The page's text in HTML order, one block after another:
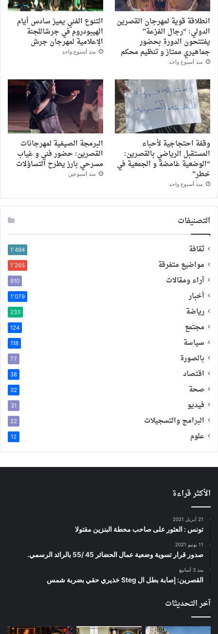
انطلاقة قوية لمهرجان القصرين
الدولي: “رجال الفزعة”
يفتتحون الدورة بحضور
جماهيري ممتاز و تنظيم محكم
منذ أسبوع واحد
التنوع الفني يميز سادس أيام
الهيبودروم في جرشاللجنة
الإعلامية لمهرجان جرش
منذ أسبوع واحد
وقفة احتجاجية لأحباء
المستقبل الرياضي بالقصرين:
“الوضعية غامضة و الجمعية في
خطر”
منذ أسبوع واحد
البرمجة الصيفية لمهرجانات
القصرين: حضور فني و غياب
مسرحي بارز يطرح التساؤلات
منذ أسبوعين
التصنيفات
ثقافة 1٬494
مواضيع متفرقة 1٬265
آراء ومقالات 910
أخبار 1٬079
رياضة 233
مجتمع 124
سياسة 118
بالصورة 77
اقتصاد 38
صحة 32
فيديو 31
البرامج والتسجيلات 22
علوم 12
الأكثر قراءة
21 أبريل 2021
تونس : العثور على صاحب محطة البنزين مقتولا
11 يونيو 2021
صدور قرار تسوية وضعية عمال الحضائر 45 /55 بالرائد الرسمي.
منذ 3 أسابيع
القصرين: إصابة بطل ال Steg خذيري حقي بضربة شمس
آخر التحديثات